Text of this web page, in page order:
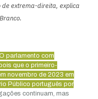
extrema-direita, explica
parlamento com
que o primeiro-
novembro de 2023 em
Público português por
continuam, mas